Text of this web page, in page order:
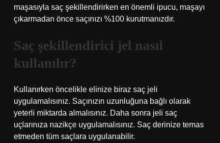
maşasıyla saç şekillendirirken en önemli ipucu, maşayı
çıkarmadan önce saçınızı %100 kurutmanızdır.
Saç şekillendirici jel nasıl
kullanılır?
Kullanırken öncelikle elinize biraz saç jeli
uygulamalısınız. Saçınızın uzunluğuna bağlı olarak
yeterli miktarda almalısınız. Daha sonra jeli saç
uçlarınıza nazikçe uygulamalısınız. Saç derinize temas
etmeden tüm saçlara uygulanabilir.